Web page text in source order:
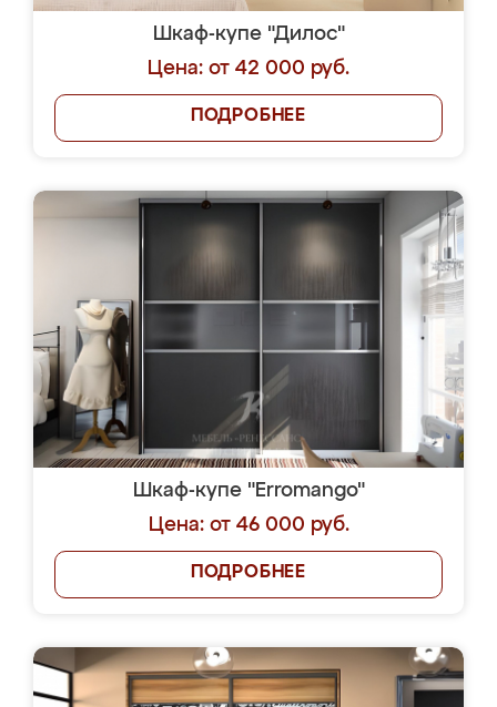
Шкаф-купе "Дилос"
Цена: от 42 000 руб.
ПОДРОБНЕЕ
Шкаф-купе "Erromango"
Цена: от 46 000 руб.
ПОДРОБНЕЕ